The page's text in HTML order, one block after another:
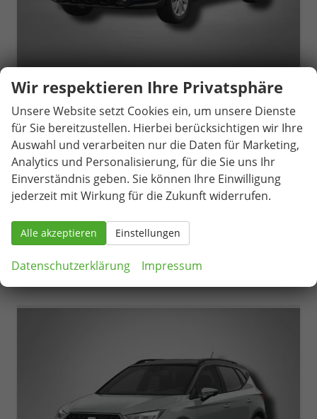
Seat Arona
Style 1.0 TSI 6-Gang
unverbindliche Lieferzeit:04.09.2026 Neuwagen
Fahrzeugnr. 81590 GetriebeSchaltgetriebe
Kraftstoff Benzin Außenfarbe
Leistung 85 kW (116 PS) Kilometerstand 1.053 km
25.290,– €
incl. 19% MwSt.
Verbrauch kombiniert:5,60 l/100km
CO -Klasse:D
CO2-Emissionen:128,00 g/km
Wir respektieren Ihre Privatsphäre
Unsere Website setzt Cookies ein, um unsere Dienste
für Sie bereitzustellen. Hierbei berücksichtigen wir Ihre
Auswahl und verarbeiten nur die Daten für Marketing,
Analytics und Personalisierung, für die Sie uns Ihr
Einverständnis geben. Sie können Ihre Einwilligung
jederzeit mit Wirkung für die Zukunft widerrufen.
Alle akzeptieren Einstellungen
Datenschutzerklärung Impressum